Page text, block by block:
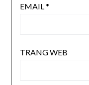
EMAIL*
TRANG WEB